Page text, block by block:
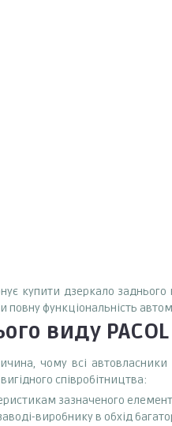
купити дзеркало
функціональність
виду PACOL
чому всі
співробітництва:
зазначеного
виробнику в обхід